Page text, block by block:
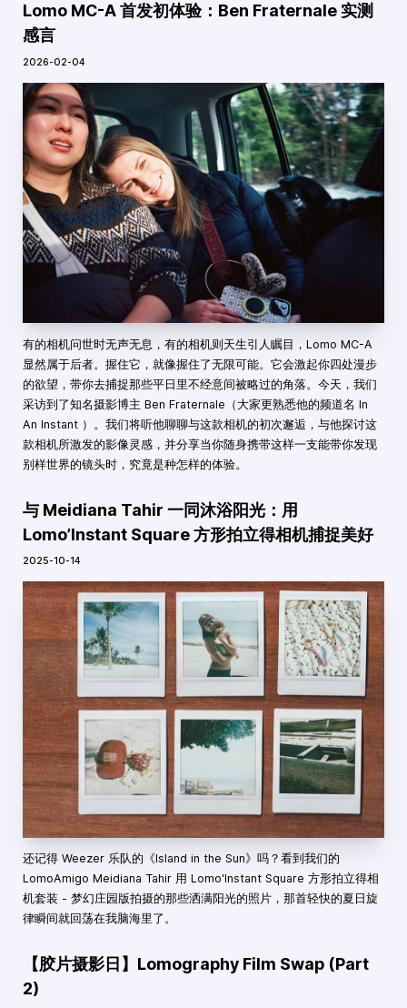
Lomo MC-A 首发初体验：Ben Fraternale 实测
感言
2026-02-04
有的相机问世时无声无息，有的相机则天生引人瞩目，Lomo MC-A
显然属于后者。握住它，就像握住了无限可能。它会激起你四处漫步
的欲望，带你去捕捉那些平日里不经意间被略过的角落。今天，我们
采访到了知名摄影博主 Ben Fraternale（大家更熟悉他的频道名 In
An Instant ）。我们将听他聊聊与这款相机的初次邂逅，与他探讨这
款相机所激发的影像灵感，并分享当你随身携带这样一支能带你发现
别样世界的镜头时，究竟是种怎样的体验。
与 Meidiana Tahir 一同沐浴阳光：用
Lomo’Instant Square 方形拍立得相机捕捉美好
2025-10-14
还记得 Weezer 乐队的《Island in the Sun》吗？看到我们的
LomoAmigo Meidiana Tahir 用 Lomo'Instant Square 方形拍立得相
机套装 - 梦幻庄园版拍摄的那些洒满阳光的照片，那首轻快的夏日旋
律瞬间就回荡在我脑海里了。
【胶片摄影日】Lomography Film Swap (Part
2)